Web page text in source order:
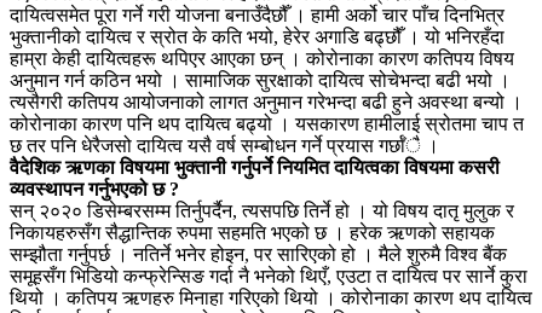
दायित्वसमेत पूरा गर्ने गरी योजना बनाउँदैछौँ । हामी अर्को चार पाँच दिनभित्र
भुक्तानीको दायित्व र स्रोत के कति भयो, हेरेर अगाडि बढ्छौँ । यो भनिरहँदा
हाम्रा केही दायित्वहरू थपिएर आएका छन् । कोरोनाका कारण कतिपय विषय
अनुमान गर्न कठिन भयो । सामाजिक सुरक्षाको दायित्व सोचेभन्दा बढी भयो ।
त्यसैगरी कतिपय आयोजनाको लागत अनुमान गरेभन्दा बढी हुने अवस्था बन्यो ।
कोरोनाका कारण पनि थप दायित्व बढ्यो । यसकारण हामीलाई स्रोतमा चाप त
छ तर पनि धेरैजसो दायित्व यसै वर्ष सम्बोधन गर्ने प्रयास गर्छाँै ।
वैदेशिक ऋणका विषयमा भुक्तानी गर्नुपर्ने नियमित दायित्वका विषयमा कसरी
व्यवस्थापन गर्नुभएको छ ?
सन् २०२० डिसेम्बरसम्म तिर्नुपर्दैन, त्यसपछि तिर्ने हो । यो विषय दातृ मुलुक र
निकायहरुसँग सैद्धान्तिक रुपमा सहमति भएको छ । हरेक ऋणको सहायक
सम्झौता गर्नुपर्छ । नतिर्ने भनेर होइन, पर सारिएको हो । मैले शुरुमै विश्व बैंक
समूहसँग भिडियो कन्फ्रेन्सिङ गर्दा नै भनेको थिएँ, एउटा त दायित्व पर सार्ने कुरा
थियो । कतिपय ऋणहरु मिनाहा गरिएको थियो । कोरोनाका कारण थप दायित्व